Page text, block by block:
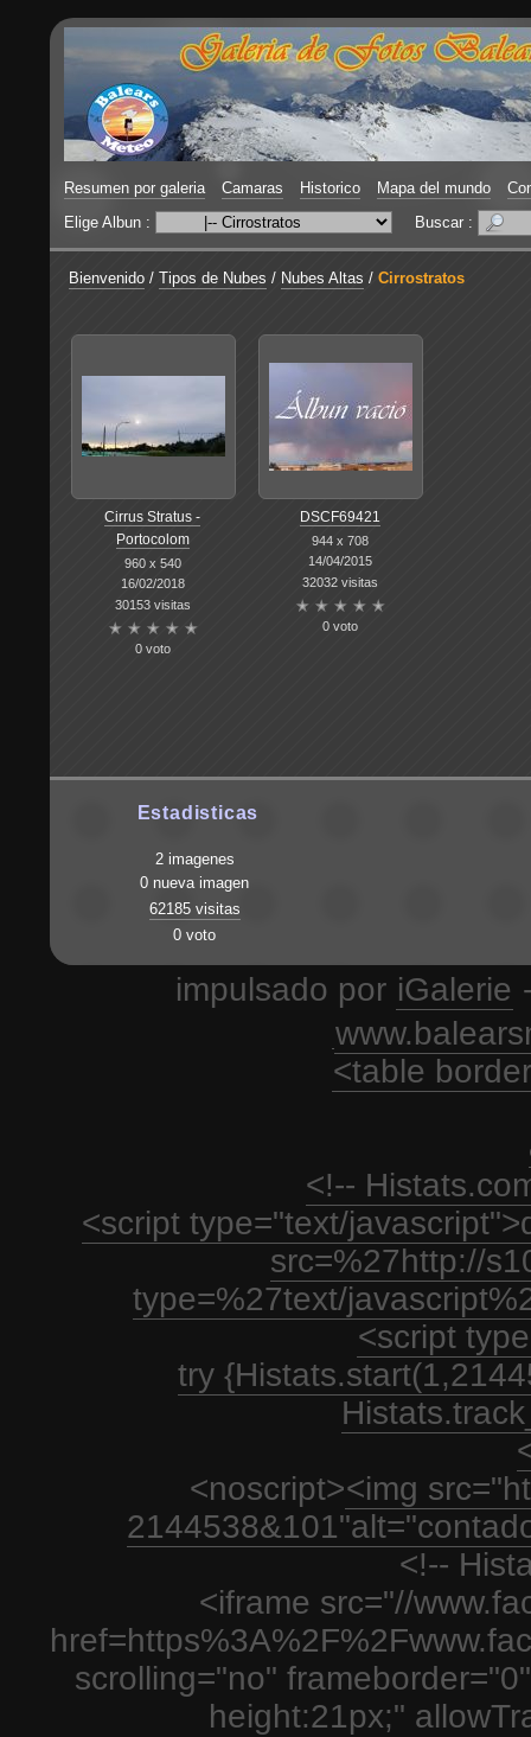
Resumen por galeria Camaras Historico Mapa del mundo
Elige Albun :
Buscar :
Bienvenido / Tipos de Nubes / Nubes Altas / Cirrostratos
Cirrus Stratus -
Portocolom
960 x 540
16/02/2018
30153 visitas
0 voto
DSCF69421
944 x 708
14/04/2015
32032 visitas
0 voto
Estadisticas
2 imagenes
0 nueva imagen
62185 visitas
0 voto
impulsado por iGalerie
<table
<!--
<script type="text/
src=%27http://
type=%27text/
<script
try
<noscript><img
<!--
<iframe src="//
scrolling="no"
height:21px;"